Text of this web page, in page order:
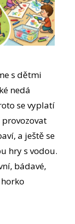
s dětmi
nedá
se vyplatí
a ještě se
hry s vodou.
bádavé,